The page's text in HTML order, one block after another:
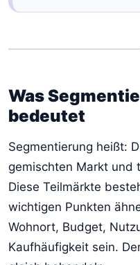
Was
bedeutet
Segmentierung heißt:
gemischten Markt und
Diese Teilmärkte
wichtigen Punkten
Wohnort, Budget,
Kaufhäufigkeit sein.